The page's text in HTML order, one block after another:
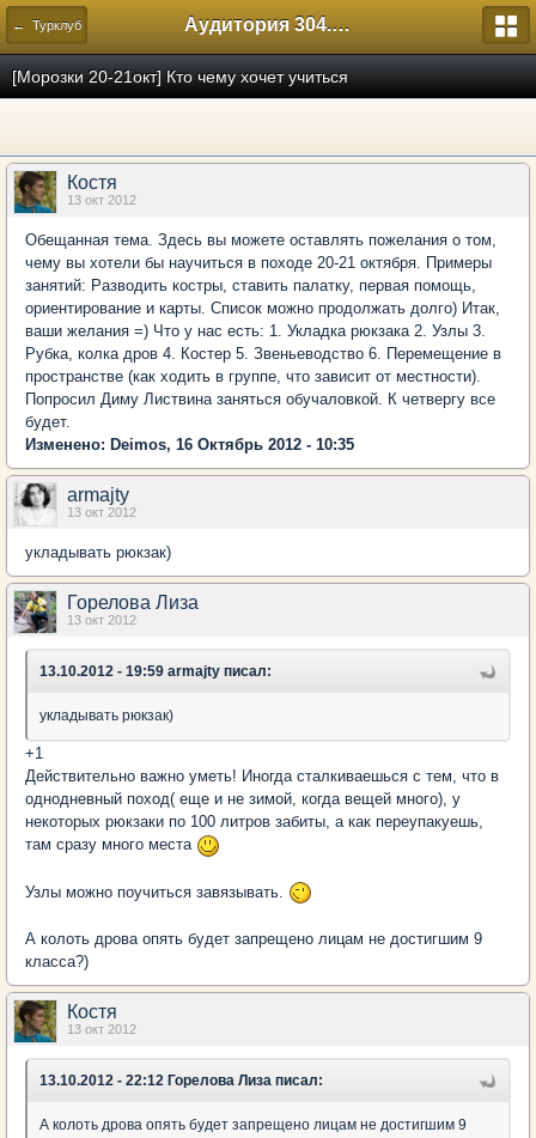
← Турклуб Аудитория 304. История России
[Морозки 20-21окт] Кто чему хочет учиться
Костя
13 окт 2012
Обещанная тема. Здесь вы можете оставлять пожелания о том,
чему вы хотели бы научиться в походе 20-21 октября. Примеры
занятий: Разводить костры, ставить палатку, первая помощь,
ориентирование и карты. Список можно продолжать долго) Итак,
ваши желания =) Что у нас есть: 1. Укладка рюкзака 2. Узлы 3.
Рубка, колка дров 4. Костер 5. Звеньеводство 6. Перемещение в
пространстве (как ходить в группе, что зависит от местности).
Попросил Диму Листвина заняться обучаловкой. К четвергу все
будет.
Изменено: Deimos, 16 Октябрь 2012 - 10:35
armajty
13 окт 2012
укладывать рюкзак)
Горелова Лиза
13 окт 2012
13.10.2012 - 19:59 armajty писал:
укладывать рюкзак)
+1
Действительно важно уметь! Иногда сталкиваешься с тем, что в
однодневный поход( еще и не зимой, когда вещей много), у
некоторых рюкзаки по 100 литров забиты, а как переупакуешь,
там сразу много места
Узлы можно поучиться завязывать.
А колоть дрова опять будет запрещено лицам не достигшим 9
класса?)
Костя
13 окт 2012
13.10.2012 - 22:12 Горелова Лиза писал:
А колоть дрова опять будет запрещено лицам не достигшим 9